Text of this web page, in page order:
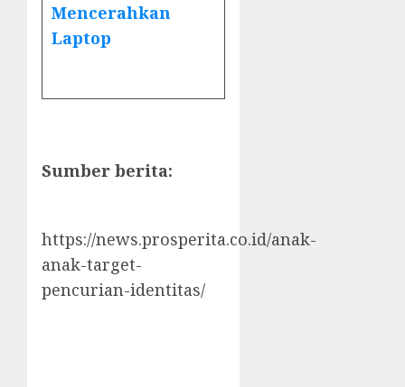
Mencerahkan
Laptop
Sumber berita:
https://news.prosperita.co.id/anak-
anak-target-
pencurian-identitas/